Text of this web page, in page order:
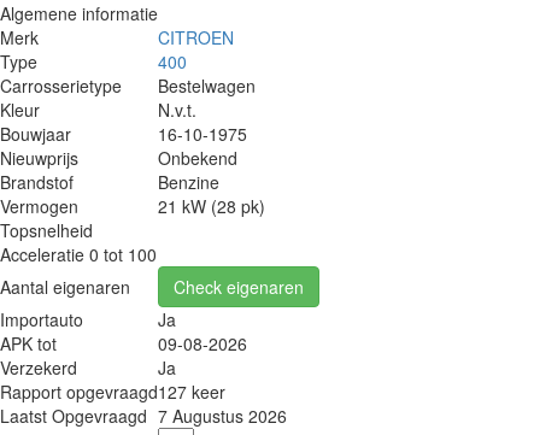
Algemene informatie
Merk
CITROEN
Type
400
Carrosserietype
Bestelwagen
Kleur
N.v.t.
Bouwjaar
16-10-1975
Nieuwprijs
Onbekend
Brandstof
Benzine
Vermogen
21 kW (28 pk)
Topsnelheid
Acceleratie 0 tot 100
Aantal eigenaren
Check eigenaren
Importauto
Ja
APK tot
09-08-2026
Verzekerd
Ja
Rapport opgevraagd127 keer
Laatst Opgevraagd 7 Augustus 2026